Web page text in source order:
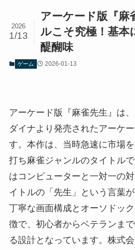
アーケード版『麻
ルこそ究極！基本
醍醐味
2026
1/13
ゲーム 2026-01-13
アーケード版『麻雀先生』は
ダイナより発売されたアーケ
す。本作は、当時急速に市場
打ち麻雀ジャンルのタイトル
はコンピューターと一対一の
イトルの「先生」という言葉が
丁寧な画面構成とオーソドッ
徴で、初心者からベテランま
る設計となっています。株式